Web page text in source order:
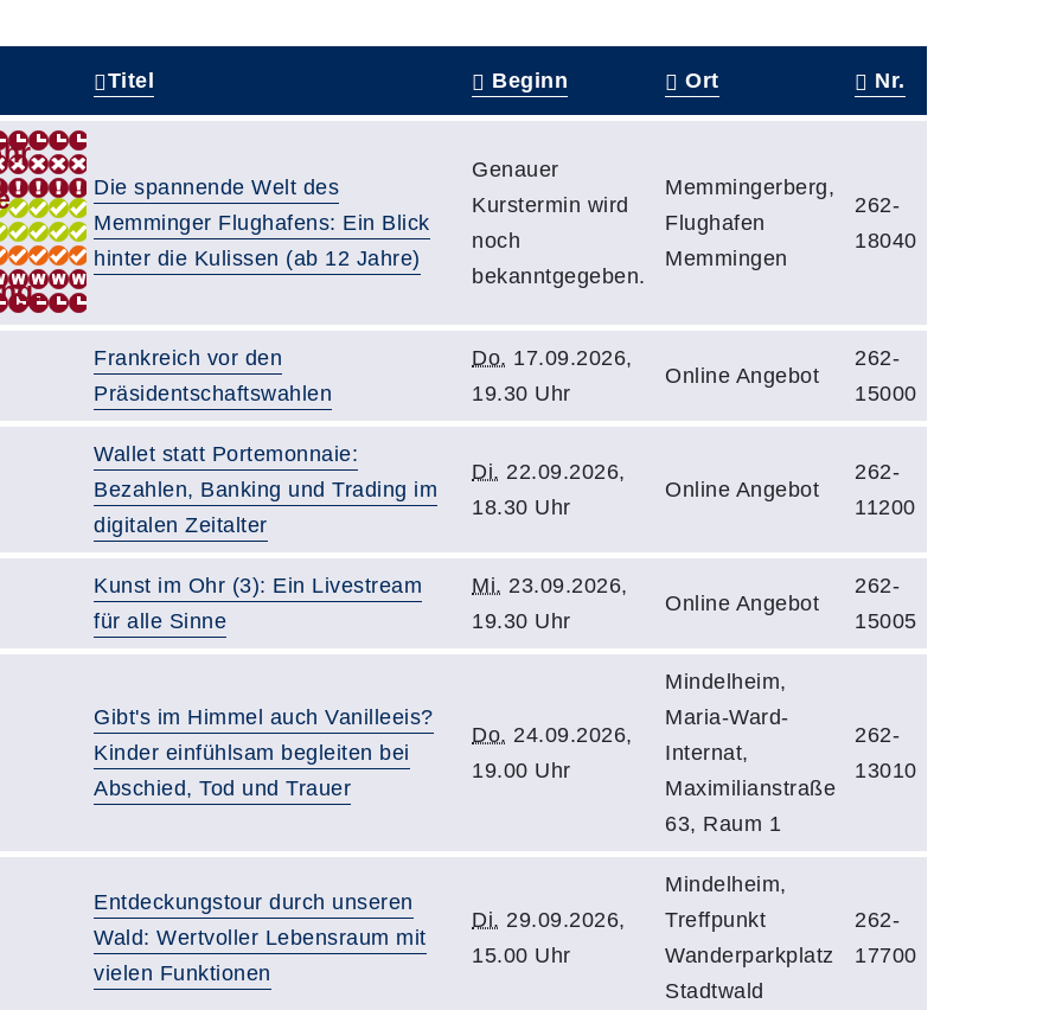
Titel Beginn Ort Nr.
Die spannende Welt des
Memminger Flughafens: Ein Blick
hinter die Kulissen (ab 12 Jahre)
Genauer
Kurstermin wird
noch
bekanntgegeben.
Memmingerberg,
Flughafen
Memmingen
262-
18040
Frankreich vor den
Präsidentschaftswahlen
Do. 17.09.2026,
19.30 Uhr
Online Angebot
262-
15000
Wallet statt Portemonnaie:
Bezahlen, Banking und Trading im
digitalen Zeitalter
Di. 22.09.2026,
18.30 Uhr
Online Angebot
262-
11200
Kunst im Ohr (3): Ein Livestream
für alle Sinne
Mi. 23.09.2026,
19.30 Uhr
Online Angebot
262-
15005
Gibt's im Himmel auch Vanilleeis?
Kinder einfühlsam begleiten bei
Abschied, Tod und Trauer
Do. 24.09.2026,
19.00 Uhr
Mindelheim,
Maria-Ward-
Internat,
Maximilianstraße
63, Raum 1
262-
13010
Entdeckungstour durch unseren
Wald: Wertvoller Lebensraum mit
vielen Funktionen
Di. 29.09.2026,
15.00 Uhr
Mindelheim,
Treffpunkt
Wanderparkplatz
Stadtwald
262-
17700